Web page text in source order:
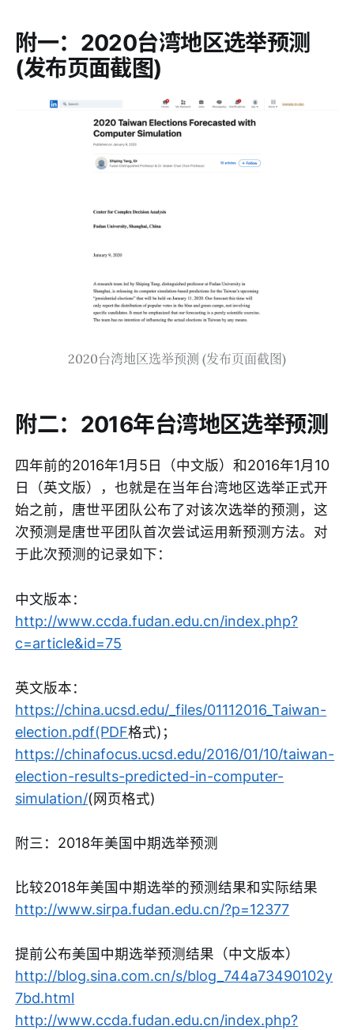
附一：2020台湾地区选举预测
(发布页面截图)
2020台湾地区选举预测 (发布页面截图)
附二：2016年台湾地区选举预测
四年前的2016年1月5日（中文版）和2016年1月10
日（英文版），也就是在当年台湾地区选举正式开
始之前，唐世平团队公布了对该次选举的预测，这
次预测是唐世平团队首次尝试运用新预测方法。对
于此次预测的记录如下：
中文版本：
http://www.ccda.fudan.edu.cn/index.php?
c=article&id=75
英文版本：
https://china.ucsd.edu/_files/01112016_Taiwan-
election.pdf(PDF格式)；
https://chinafocus.ucsd.edu/2016/01/10/taiwan-
election-results-predicted-in-computer-
simulation/(网页格式)
附三：2018年美国中期选举预测
比较2018年美国中期选举的预测结果和实际结果
http://www.sirpa.fudan.edu.cn/?p=12377
提前公布美国中期选举预测结果（中文版本）
http://blog.sina.com.cn/s/blog_744a73490102y
7bd.html
http://www.ccda.fudan.edu.cn/index.php?